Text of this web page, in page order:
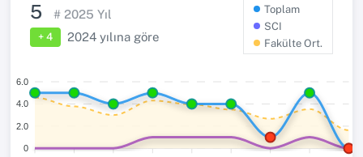
5 # 2025 Yıl
+ 4 2024 yılına göre
Toplam
SCI
Fakülte Ort.
6.0
4.0
2.0
0